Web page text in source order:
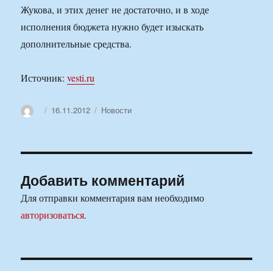
Жукова, и этих денег не достаточно, и в ходе
исполнения бюджета нужно будет изыскать
дополнительные средства.
Источник:vesti.ru
АвторОпубликовано
16.11.2012 Рубрики
Новости
Добавить комментарий
Для отправки комментария вам необходимо
авторизоваться.